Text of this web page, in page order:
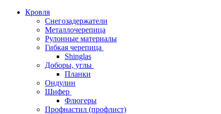
Кровля
Снегозадержатели
Металлочерепица
Рулонные материалы
Гибкая черепица
Shinglas
Доборы, углы
Планки
Ондулин
Шифер
Флюгеры
Профнастил (профлист)